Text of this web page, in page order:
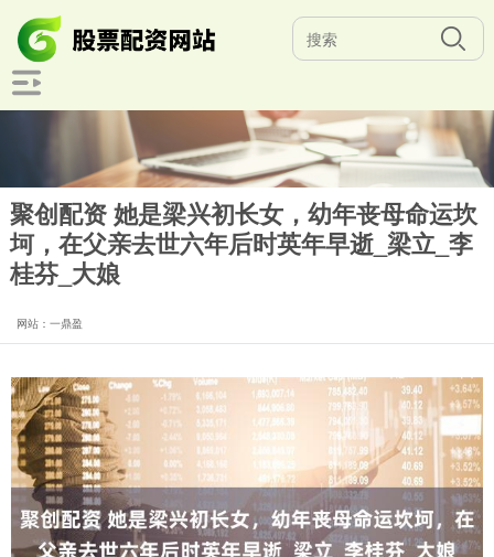
聚创配资 她是梁兴初长女，幼年丧母命运坎
坷，在父亲去世六年后时英年早逝_梁立_李
桂芬_大娘
网站：一鼎盈